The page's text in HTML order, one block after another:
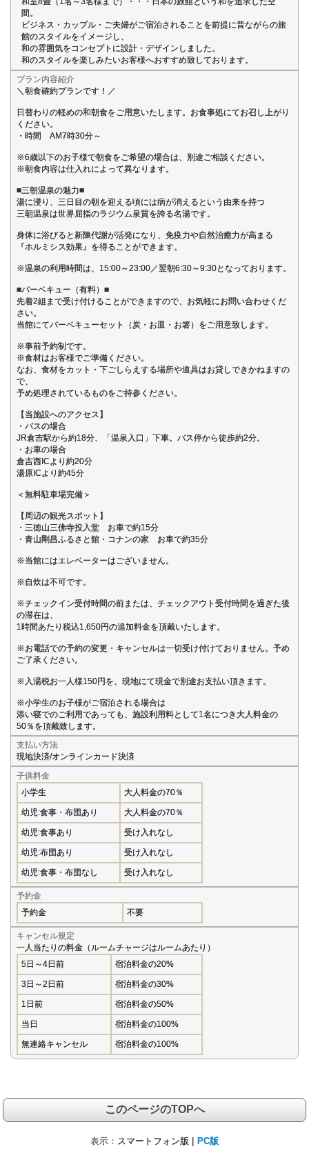
間。
ビジネス・カップル・ご夫婦がご宿泊されることを前提に昔ながらの旅
館のスタイルをイメージし、
和の雰囲気をコンセプトに設計・デザインしました。
和のスタイルを楽しみたいお客様へおすすめ致しております。
プラン内容紹介
＼朝食確約プランです！／
日替わりの軽めの和朝食をご用意いたします。お食事処にてお召し上がり
ください。
・時間 AM7時30分～
※6歳以下のお子様で朝食をご希望の場合は、別途ご相談ください。
※朝食内容は仕入れによって異なります。
■三朝温泉の魅力■
湯に浸り、三日目の朝を迎える頃には病が消えるという由来を持つ
三朝温泉は世界屈指のラジウム泉質を誇る名湯です。
身体に浴びると新陳代謝が活発になり、免疫力や自然治癒力が高まる
『ホルミシス効果』を得ることができます。
※温泉の利用時間は、15:00～23:00／翌朝6:30～9:30となっております。
■バーベキュー（有料）■
先着2組まで受け付けることができますので、お気軽にお問い合わせくだ
さい。
当館にてバーベキューセット（炭・お皿・お箸）をご用意致します。
※事前予約制です。
※食材はお客様でご準備ください。
なお、食材をカット・下ごしらえする場所や道具はお貸しできかねますの
で、
予め処理されているものをご持参ください。
【当施設へのアクセス】
・バスの場合
JR倉吉駅から約18分、「温泉入口」下車。バス停から徒歩約2分。
・お車の場合
倉吉西ICより約20分
湯原ICより約45分
＜無料駐車場完備＞
【周辺の観光スポット】
・三徳山三佛寺投入堂 お車で約15分
・青山剛昌ふるさと館・コナンの家 お車で約35分
※当館にはエレベーターはございません。
※自炊は不可です。
※チェックイン受付時間の前または、チェックアウト受付時間を過ぎた後
の滞在は、
1時間あたり税込1,650円の追加料金を頂戴いたします。
※お電話での予約の変更・キャンセルは一切受け付けておりません。予め
ご了承ください。
※入湯税お一人様150円を、現地にて現金で別途お支払い頂きます。
※小学生のお子様がご宿泊される場合は
添い寝でのご利用であっても、施設利用料として1名につき大人料金の
50％を頂戴致します。
支払い方法
現地決済/オンラインカード決済
子供料金
小学生
大人料金の70％
幼児:食事・布団あり 大人料金の70％
幼児:食事あり 受け入れなし
幼児:布団あり 受け入れなし
幼児:食事・布団なし 受け入れなし
予約金
予約金
不要
キャンセル規定
一人当たりの料金（ルームチャージはルームあたり）
5日～4日前
宿泊料金の20%
3日～2日前 宿泊料金の30%
1日前 宿泊料金の50%
当日 宿泊料金の100%
無連絡キャンセル 宿泊料金の100%
このページのTOPへ
表示： スマートフォン版 | PC版